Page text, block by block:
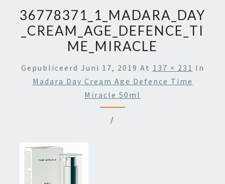
36778371_1_MADARA_DAY
_CREAM_AGE_DEFENCE_TI
ME_MIRACLE
Gepubliceerd Juni 17, 2019 At 137 × 231 In
Madara Day Cream Age Defence Time
Miracle 50ml
/